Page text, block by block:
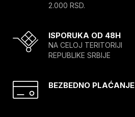
2.000 RSD.
ISPORUKA OD 48H
NA CELOJ TERITORIJI
REPUBLIKE SRBIJE
BEZBEDNO PLAĆANJE